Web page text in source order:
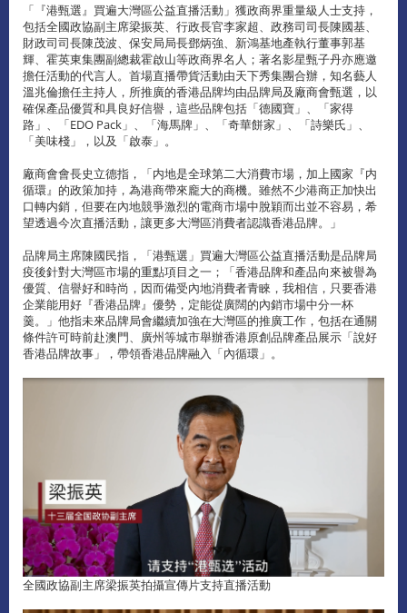
「『港甄選』買遍大灣區公益直播活動」獲政商界重量級人士支持，
包括全國政協副主席梁振英、行政長官李家超、政務司司長陳國基、
財政司司長陳茂波、保安局局長鄧炳強、新鴻基地產執行董事郭基
輝、霍英東集團副總裁霍啟山等政商界名人；著名影星甄子丹亦應邀
擔任活動的代言人。首場直播帶貨活動由天下秀集團合辦，知名藝人
溫兆倫擔任主持人，所推廣的香港品牌均由品牌局及廠商會甄選，以
確保產品優質和具良好信譽，這些品牌包括「德國寶」、「家得
路」、「EDO Pack」、「海馬牌」、「奇華餅家」、「詩樂氏」、
「美味棧」，以及「啟泰」。
廠商會會長史立德指，「内地是全球第二大消費市場，加上國家『内
循環』的政策加持，為港商帶來龐大的商機。雖然不少港商正加快出
口轉内銷，但要在內地競爭激烈的電商市場中脫穎而出並不容易，希
望透過今次直播活動，讓更多大灣區消費者認識香港品牌。」
品牌局主席陳國民指，「港甄選」買遍大灣區公益直播活動是品牌局
疫後針對大灣區市場的重點項目之一；「香港品牌和產品向來被譽為
優質、信譽好和時尚，因而備受內地消費者青睞，我相信，只要香港
企業能用好『香港品牌』優勢，定能從廣闊的內銷市場中分一杯
羹。」他指未來品牌局會繼續加強在大灣區的推廣工作，包括在通關
條件許可時前赴澳門、廣州等城市舉辦香港原創品牌產品展示「說好
香港品牌故事」，帶領香港品牌融入「內循環」。
全國政協副主席梁振英拍攝宣傳片支持直播活動